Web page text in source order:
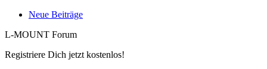
Neue Beiträge
L-MOUNT Forum
Registriere Dich jetzt kostenlos!